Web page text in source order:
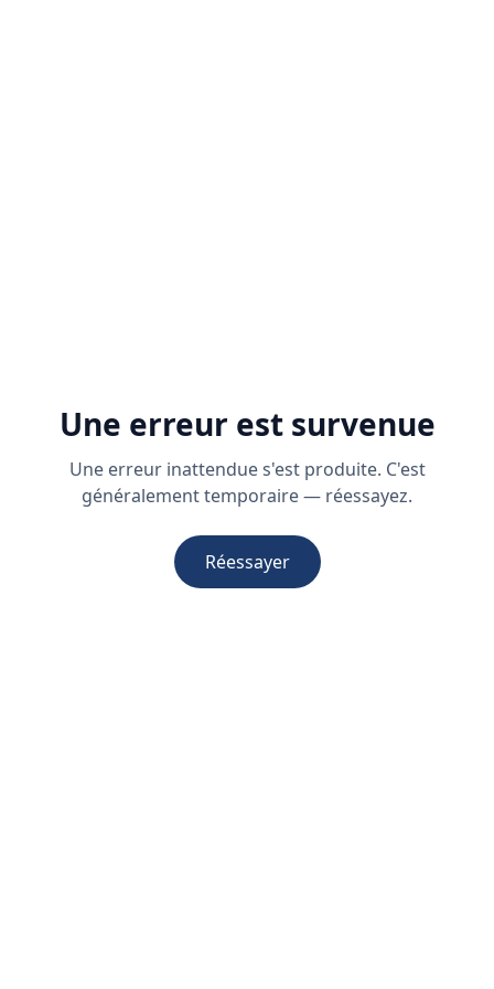
Une erreur est survenue
Une erreur inattendue s'est produite. C'est
généralement temporaire — réessayez.
Réessayer